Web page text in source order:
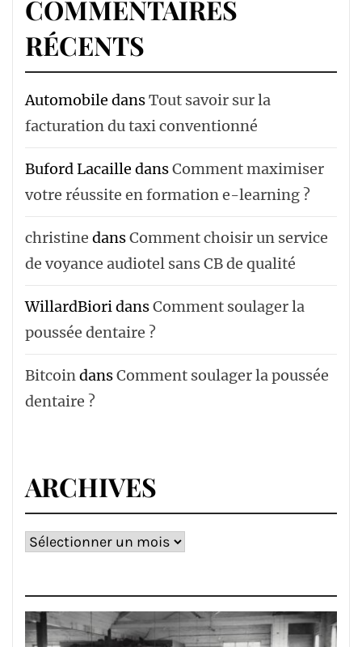
COMMENTAIRES
RÉCENTS
Automobile dansTout savoir sur la
facturation du taxi conventionné
Buford Lacaille dansComment maximiser
votre réussite en formation e-learning ?
christine dansComment choisir un service
de voyance audiotel sans CB de qualité
WillardBioridansComment soulager la
poussée dentaire ?
BitcoindansComment soulager la poussée
dentaire ?
ARCHIVES
Archives